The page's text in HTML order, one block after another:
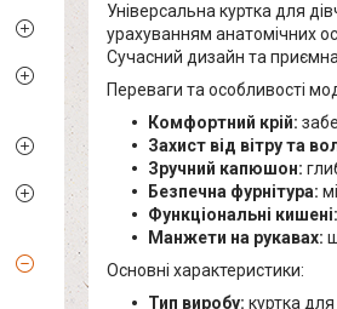
Універсальна куртка для
урахуванням анатомічних
Сучасний дизайн та
Переваги та особливості
Комфортний крій:
Захист від вітру та
Зручний капюшон:
Безпечна фурнітура:
Функціональні кишені:
Манжети на рукавах:
Основні характеристики:
Тип виробу: куртка